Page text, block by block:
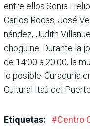
entre ellos Sonia
Carlos Rodas, José
nández, Judith
choguine. Durante la
de 14:00 a 20:00, la
lo posible. Curaduría
Cultural Itaú del Puerto.
Etiquetas: #Centro